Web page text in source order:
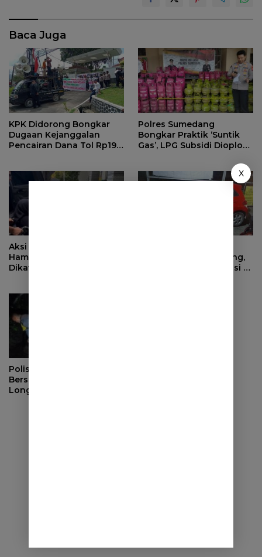
Baca Juga
KPK Didorong Bongkar
Dugaan Kejanggalan
Pencairan Dana Tol Rp190
Polres Sumedang
Bongkar Praktik ‘Suntik
Gas’, LPG Subsidi Dioplos
Aksi Cepat Polisi, Ibu
Hamil di Sumedang
Dikawal ke Puskesmas
Orang Tua di Sumedang,
Pelaku Ditangkap Polisi di
Polisi dan Warga
Bersihkan Material
Longsor di Buahdua
X